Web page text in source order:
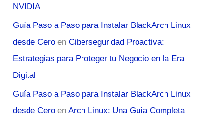
NVIDIA
Guía Paso a Paso para Instalar BlackArch Linux
desde Cero enCiberseguridad Proactiva:
Estrategias para Proteger tu Negocio en la Era
Digital
Guía Paso a Paso para Instalar BlackArch Linux
desde Cero enArch Linux: Una Guía Completa